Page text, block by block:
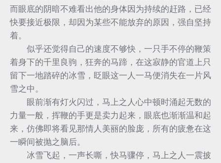
而眼底的阴暗不难看出他的身体因为持续的赶路，已经
快要接近极限，却因为某些不能放弃的原因，强自坚持
着。
似乎还觉得自己的速度不够快，一只手不停的鞭策
着身下的千里良驹，狂奔的马蹄，在这寂静的官道上只
留下一地踏碎的冰雪，眨眼这一人一马便消失在一片风
雪之中。
眼前渐有灯火闪过，马上之人心中顿时涌起无数的
力量一般，挥鞭的手更是卖力起来，眼底也渐渐温和起
来，仿佛即将看见那情人美丽的脸庞，所有的疲惫在这
一瞬间被抛之脑后。
冰雪飞起，一声长嘶，快马骤停，马上之人一震披